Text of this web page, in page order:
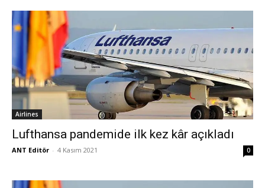
Airlines
Lufthansa pandemide ilk kez kâr açıkladı
ANT Editör - 4 Kasım 2021 0